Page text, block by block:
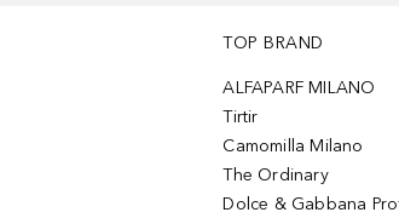
TOP BRAND
ALFAPARF MILANO
Tirtir
Camomilla Milano
The Ordinary
Dolce & Gabbana